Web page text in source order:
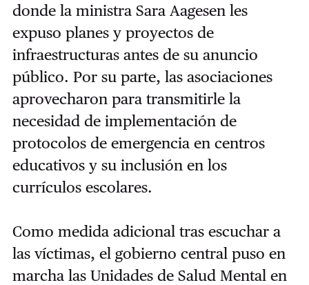
donde la ministra Sara Aagesen les
expuso planes y proyectos de
infraestructuras antes de su anuncio
público. Por su parte, las asociaciones
aprovecharon para transmitirle la
necesidad de implementación de
protocolos de emergencia en centros
educativos y su inclusión en los
currículos escolares.
Como medida adicional tras escuchar a
las víctimas, el gobierno central puso en
marcha las Unidades de Salud Mental en